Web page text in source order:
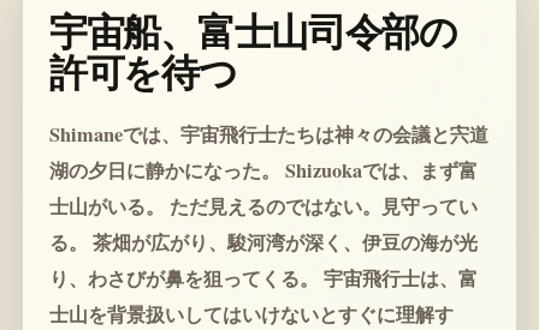
宇宙船、富士山司令部の
許可を待つ
Shimaneでは、宇宙飛行士たちは神々の会議と宍道
湖の夕日に静かになった。 Shizuokaでは、まず富
士山がいる。 ただ見えるのではない。見守ってい
る。 茶畑が広がり、駿河湾が深く、伊豆の海が光
り、わさびが鼻を狙ってくる。 宇宙飛行士は、富
士山を背景扱いしてはいけないとすぐに理解す